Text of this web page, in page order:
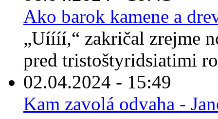
Ako barok kamene a
„Uíííí,“ zakričal zrejme
pred tristoštyridsiatimi
02.04.2024 - 15:49
Kam zavolá odvaha -